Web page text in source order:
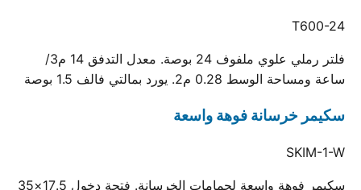
T600-24
فلتر رملي علوي ملفوف 24 بوصة. معدل التدفق 14 م3/
ساعة ومساحة الوسط 0.28 م2. يورد بمالتي فالف 1.5 بوصة
سكيمر خرسانة فوهة واسعة
SKIM-1-W
سكيمر فوهة واسعة لحمامات الخرسانة. فتحة دخول 17.5×35